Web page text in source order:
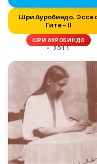
Шри Ауробиндо. Эссе
Гите – II
ШРИ АУРОБИНДО
2011